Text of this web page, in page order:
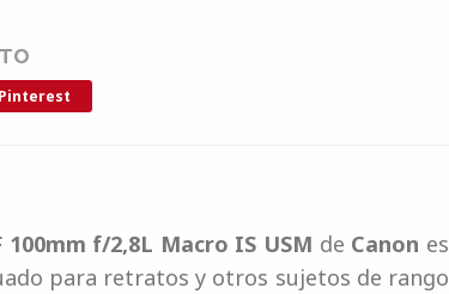
100mm f/2,8L Macro IS USM de Canon es
para retratos y otros sujetos de rango